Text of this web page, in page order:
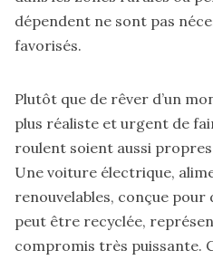
dépendent ne sont pas
favorisés.
Plutôt que de rêver d’un
plus réaliste et urgent de
roulent soient aussi
Une voiture électrique,
renouvelables, conçue
peut être recyclée,
compromis très puissante.